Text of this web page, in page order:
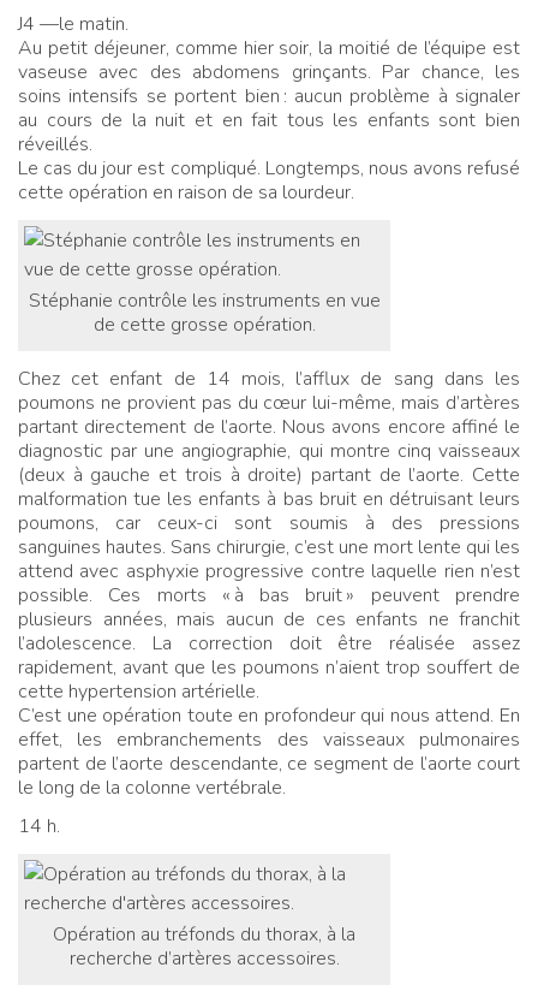
J4 —le matin.
Au petit déjeuner, comme hier soir, la moitié de l’équipe est
vaseuse avec des abdomens grinçants. Par chance, les
soins intensifs se portent bien : aucun problème à signaler
au cours de la nuit et en fait tous les enfants sont bien
réveillés.
Le cas du jour est compliqué. Longtemps, nous avons refusé
cette opération en raison de sa lourdeur.
Stéphanie contrôle les instruments en vue
de cette grosse opération.
Chez cet enfant de 14 mois, l’afflux de sang dans les
poumons ne provient pas du cœur lui-même, mais d’artères
partant directement de l’aorte. Nous avons encore affiné le
diagnostic par une angiographie, qui montre cinq vaisseaux
(deux à gauche et trois à droite) partant de l’aorte. Cette
malformation tue les enfants à bas bruit en détruisant leurs
poumons, car ceux-ci sont soumis à des pressions
sanguines hautes. Sans chirurgie, c’est une mort lente qui les
attend avec asphyxie progressive contre laquelle rien n’est
possible. Ces morts « à bas bruit» peuvent prendre
plusieurs années, mais aucun de ces enfants ne franchit
l’adolescence. La correction doit être réalisée assez
rapidement, avant que les poumons n’aient trop souffert de
cette hypertension artérielle.
C’est une opération toute en profondeur qui nous attend. En
effet, les embranchements des vaisseaux pulmonaires
partent de l’aorte descendante, ce segment de l’aorte court
le long de la colonne vertébrale.
14 h.
Opération au tréfonds du thorax, à la
recherche d’artères accessoires.